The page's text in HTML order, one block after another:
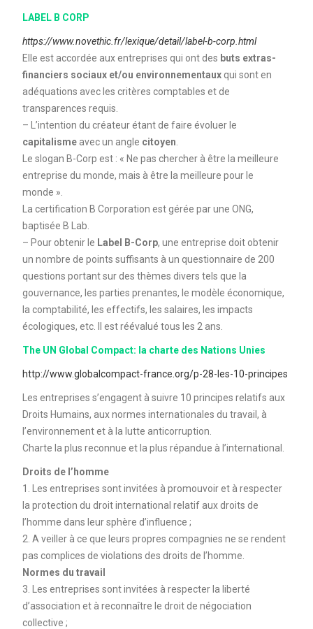
LABEL B CORP
https://www.novethic.fr/lexique/detail/label-b-corp.html
Elle est accordée aux entreprises qui ont des buts extras-
financiers sociaux et/ou environnementauxqui sont en
adéquations avec les critères comptables et de
transparences requis.
– L’intention du créateur étant de faire évoluer le
capitalismeavec un angle citoyen
Le slogan B-Corp est : « Ne pas chercher à être la meilleure
entreprise du monde, mais à être la meilleure pour le
monde ».
La certification B Corporation est gérée par une ONG,
baptisée B Lab.
– Pour obtenir le Label B-Corp, une entreprise doit obtenir
un nombre de points suffisants à un questionnaire de 200
questions portant sur des thèmes divers tels que la
gouvernance, les parties prenantes, le modèle économique,
la comptabilité, les effectifs, les salaires, les impacts
écologiques, etc. Il est réévalué tous les 2 ans.
The UN Global Compact: la charte des Nations Unies
http://www.globalcompact-france.org/p-28-les-10-principes
Les entreprises s’engagent à suivre 10 principes relatifs aux
Droits Humains, aux normes internationales du travail, à
l’environnement et à la lutte anticorruption.
Charte la plus reconnue et la plus répandue à l’international.
Droits de l’homme
1. Les entreprises sont invitées à promouvoir et à respecter
la protection du droit international relatif aux droits de
l’homme dans leur sphère d’influence ;
2. A veiller à ce que leurs propres compagnies ne se rendent
pas complices de violations des droits de l’homme.
Normes du travail
3. Les entreprises sont invitées à respecter la liberté
d’association et à reconnaître le droit de négociation
collective ;